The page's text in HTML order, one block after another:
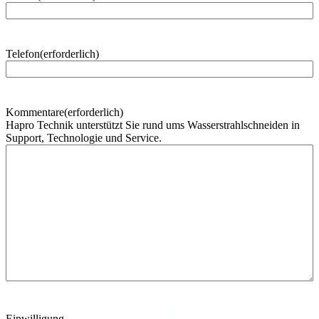
h
n
e
Telefon(erforderlich)
Kommentare(erforderlich)
Hapro Technik unterstützt Sie rund ums Wasserstrahlschneiden in
Support, Technologie und Service.